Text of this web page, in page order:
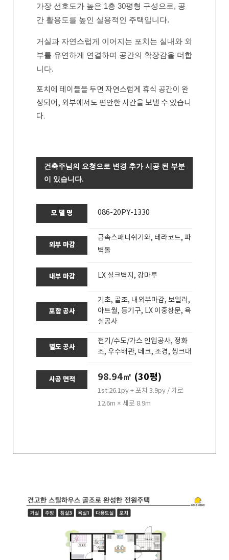
가장 선호도가 높은 1층 30평형 구성으로, 공
간 활용도를 높인 실용적인 주택입니다.
거실과 자연스럽게 이어지는 포치는 실내와 외
부를 유연하게 연결하며 공간의 확장감을 더합
니다.
포치에 테이블을 두면 자연스럽게 휴식 공간이 완
성되어, 외부에서도 편안한 시간을 보낼 수 있습니
다.
건축주님의 요청으로 변경 추가 시공 된 부분
이 있습니다.
모 델 명 086-20PY-1330
외부 마감
금속스패니쉬기와, 테라코트, 파
벽돌
내부 마감 LX 실크벽지, 강마루
포함 공사
기초, 골조, 내외부마감, 보일러,
아트월, 등기구, LX 이중창문, 욕
실공사
별도 공사
전기/수도/가스 인입공사, 정화
조, 우수배관, 데크, 조경, 씽크대
시공 면적 98.94㎡ (30평)
1st:26.1py + 포치 3.9py / 가로
12.6m × 세로 8.9m